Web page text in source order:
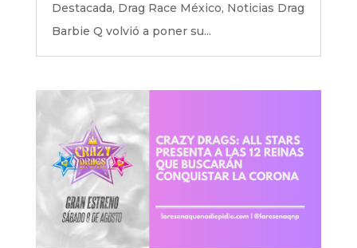
Destacada, Drag Race México, Noticias Drag
Barbie Q volvió a poner su...